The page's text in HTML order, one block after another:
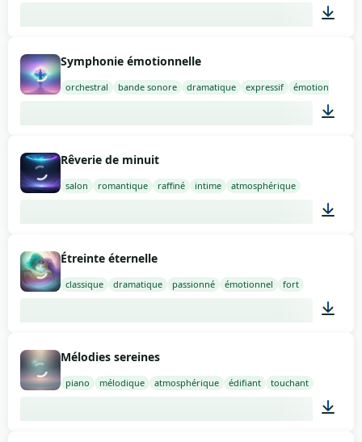
Symphonie émotionnelle
orchestral bande sonore dramatique expressif émotionnel
Rêverie de minuit
salon romantique raffiné intime atmosphérique
Étreinte éternelle
classique dramatique passionné émotionnel fort
Mélodies sereines
piano mélodique atmosphérique édifiant touchant